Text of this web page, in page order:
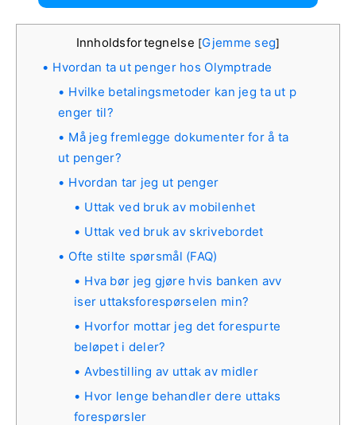
Innholdsfortegnelse [Gjemme seg]
Hvordan ta ut penger hos Olymptrade
Hvilke betalingsmetoder kan jeg ta ut p
enger til?
Må jeg fremlegge dokumenter for å ta
ut penger?
Hvordan tar jeg ut penger
Uttak ved bruk av mobilenhet
Uttak ved bruk av skrivebordet
Ofte stilte spørsmål (FAQ)
Hva bør jeg gjøre hvis banken avv
iser uttaksforespørselen min?
Hvorfor mottar jeg det forespurte
beløpet i deler?
Avbestilling av uttak av midler
Hvor lenge behandler dere uttaks
forespørsler